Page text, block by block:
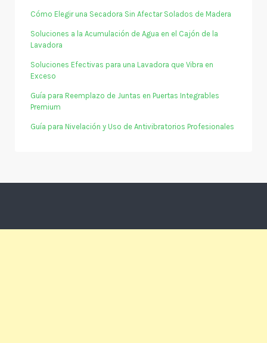
Cómo Elegir una Secadora Sin Afectar Solados de Madera
Soluciones a la Acumulación de Agua en el Cajón de la
Lavadora
Soluciones Efectivas para una Lavadora que Vibra en
Exceso
Guía para Reemplazo de Juntas en Puertas Integrables
Premium
Guía para Nivelación y Uso de Antivibratorios Profesionales